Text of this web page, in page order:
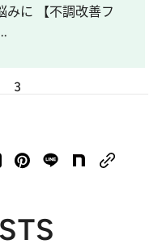
みに 【不調改善フ
3